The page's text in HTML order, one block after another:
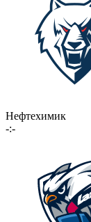
Нефтехимик
-:-